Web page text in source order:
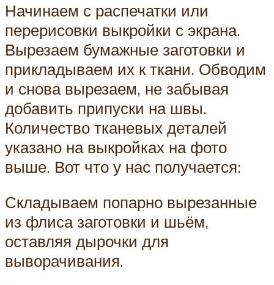
Начинаем с распечатки или
перерисовки выкройки с экрана.
Вырезаем бумажные заготовки и
прикладываем их к ткани. Обводим
и снова вырезаем, не забывая
добавить припуски на швы.
Количество тканевых деталей
указано на выкройках на фото
выше. Вот что у нас получается:
Складываем попарно вырезанные
из флиса заготовки и шьём,
оставляя дырочки для
выворачивания.